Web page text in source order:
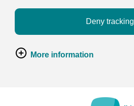
Deny tracking
More information